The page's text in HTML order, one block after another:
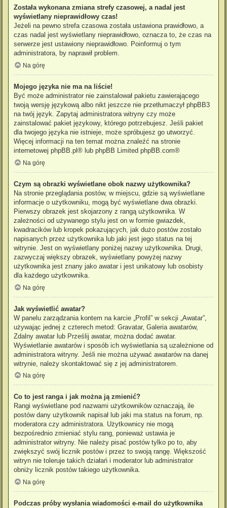
Została wykonana zmiana strefy czasowej, a nadal jest
wyświetlany nieprawidłowy czas!
Jeżeli na pewno strefa czasowa została ustawiona prawidłowo, a
czas nadal jest wyświetlany nieprawidłowo, oznacza to, że czas na
serwerze jest ustawiony nieprawidłowo. Poinformuj o tym
administratora, by naprawił problem.
Na górę
Mojego języka nie ma na liście!
Być może administrator nie zainstalował pakietu zawierającego
twoją wersję językową albo nikt jeszcze nie przetłumaczył phpBB3
na twój język. Zapytaj administratora witryny czy może
zainstalować pakiet językowy, którego potrzebujesz. Jeśli pakiet
dla twojego języka nie istnieje, może spróbujesz go utworzyć.
Więcej informacji na ten temat można znaleźć na stronie
internetowej phpBB.pl ® lub phpBB Limited phpBB.com®
Na górę
Czym są obrazki wyświetlane obok nazwy użytkownika?
Na stronie przeglądania postów, w miejscu, gdzie są wyświetlane
informacje o użytkowniku, mogą być wyświetlane dwa obrazki.
Pierwszy obrazek jest skojarzony z rangą użytkownika. W
zależności od używanego stylu jest on w formie gwiazdek,
kwadracików lub kropek pokazujących, jak dużo postów zostało
napisanych przez użytkownika lub jaki jest jego status na tej
witrynie. Jest on wyświetlany poniżej nazwy użytkownika. Drugi,
zazwyczaj większy obrazek, wyświetlany powyżej nazwy
użytkownika jest znany jako awatar i jest unikatowy lub osobisty
dla każdego użytkownika.
Na górę
Jak wyświetlić awatar?
W panelu zarządzania kontem na karcie „Profil” w sekcji „Awatar”,
używając jednej z czterech metod: Gravatar, Galeria awatarów,
Zdalny awatar lub Prześlij awatar, można dodać awatar.
Wyświetlanie awatarów i sposób ich wyświetlania są uzależnione od
administratora witryny. Jeśli nie można używać awatarów na danej
witrynie, należy skontaktować się z jej administratorem.
Na górę
Co to jest ranga i jak można ją zmienić?
Rangi wyświetlane pod nazwami użytkowników oznaczają, ile
postów dany użytkownik napisał lub jaki ma status na forum, np.
moderatora czy administratora. Użytkownicy nie mogą
bezpośrednio zmieniać stylu rang, ponieważ ustawia je
administrator witryny. Nie należy pisać postów tylko po to, aby
zwiększyć swój licznik postów i przez to swoją rangę. Większość
witryn nie toleruje takich działań i moderator lub administrator
obniży licznik postów takiego użytkownika.
Na górę
Podczas próby wysłania wiadomości e-mail do użytkownika